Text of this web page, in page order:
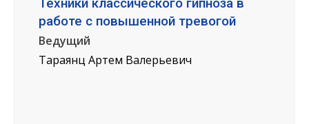
работе с повышенной тревогой
Ведущий
Тараянц Артем Валерьевич